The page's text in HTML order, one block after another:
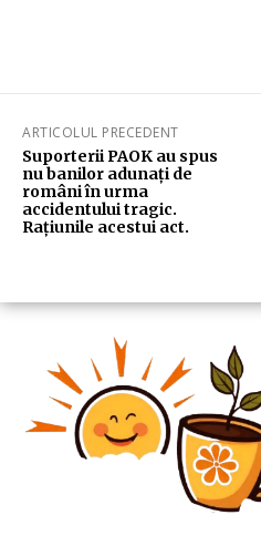
ARTICOLUL PRECEDENT
Suporterii PAOK au spus
nu banilor adunați de
români în urma
accidentului tragic.
Rațiunile acestui act.